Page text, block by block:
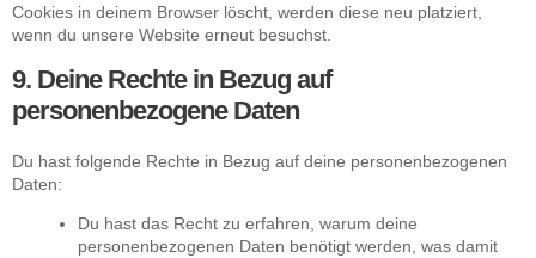
Cookies in deinem Browser löscht, werden diese neu platziert,
wenn du unsere Website erneut besuchst.
9. Deine Rechte in Bezug auf
personenbezogene Daten
Du hast folgende Rechte in Bezug auf deine personenbezogenen
Daten:
Du hast das Recht zu erfahren, warum deine
personenbezogenen Daten benötigt werden, was damit